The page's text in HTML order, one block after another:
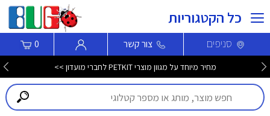
כל הקטגוריות
סניפים צור קשר 0
מחיר מיוחד על מגוון מוצרי PETKIT לחברי מועדון >>